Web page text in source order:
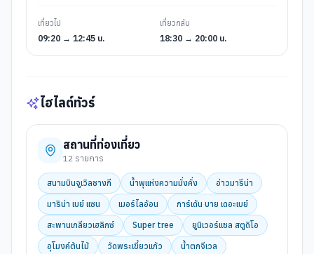
เที่ยวไป
09:20 → 12:45 น.
เที่ยวกลับ
18:30 → 20:00 น.
ไฮไลต์ทัวร์
สถานที่ท่องเที่ยว
12 รายการ
สนามบินจูเวิลชางกี น้ำพุแห่งความมั่งคั่ง
อ่าวมารีน่า
มาริน่า เบย์ แซน
เมอร์ไลอ้อน
การ์เด้น บาย เดอะเบย์
สะพานเกลียวเฮลิกซ์
Super tree
ยูนิเวอร์แซล สตูดิโอ
อุโมงค์ต้นไม้
วัดพระเขี้ยวแก้ว น้ำตกจีเวล